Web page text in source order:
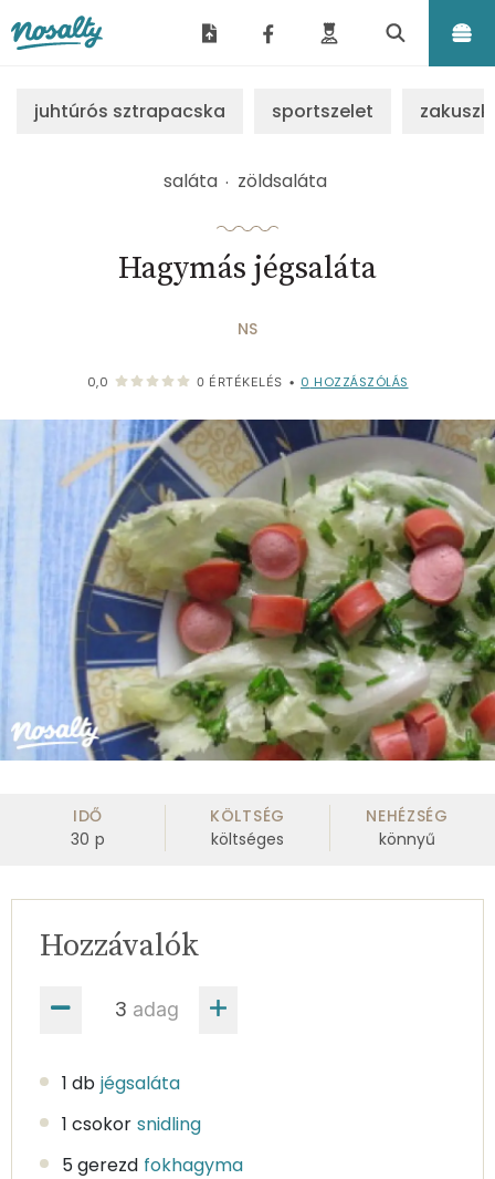
juhtúrós sztrapacska sportszelet
saláta zöldsaláta
Hagymás jégsaláta
NS
0,0 0 ÉRTÉKELÉS • 0 HOZZÁSZÓLÁS
IDŐ
30 p
KÖLTSÉG
költséges
NEHÉZSÉG
könnyű
adag
Hozzávalók
1 db jégsaláta
1 csokor snidling
5 gerezd fokhagyma